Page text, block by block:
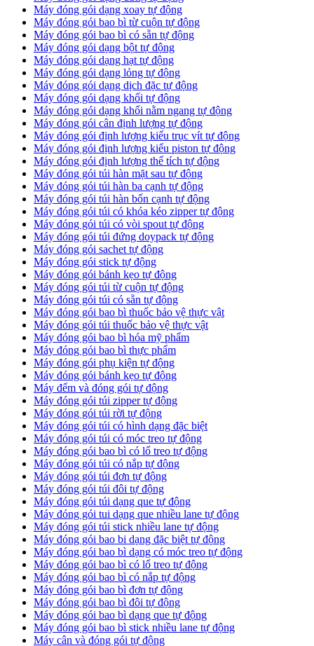
Máy đóng gói dạng xoay tự động
Máy đóng gói bao bì từ cuộn tự động
Máy đóng gói bao bì có sẵn tự động
Máy đóng gói dạng bột tự động
Máy đóng gói dạng hạt tự động
Máy đóng gói dạng lỏng tự động
Máy đóng gói dạng dịch đặc tự động
Máy đóng gói dạng khối tự động
Máy đóng gói dạng khối nằm ngang tự động
Máy đóng gói cân định lượng tự động
Máy đóng gói định lượng kiểu trục vít tự động
Máy đóng gói định lượng kiểu piston tự động
Máy đóng gói định lượng thể tích tự động
Máy đóng gói túi hàn mặt sau tự động
Máy đóng gói túi hàn ba cạnh tự động
Máy đóng gói túi hàn bốn cạnh tự động
Máy đóng gói túi có khóa kéo zipper tự động
Máy đóng gói túi có vòi spout tự động
Máy đóng gói túi đứng doypack tự động
Máy đóng gói sachet tự động
Máy đóng gói stick tự động
Máy đóng gói bánh kẹo tự động
Máy đóng gói túi từ cuộn tự động
Máy đóng gói túi có sẵn tự động
Máy đóng gói bao bì thuốc bảo vệ thực vật
Máy đóng gói túi thuốc bảo vệ thực vật
Máy đóng gói bao bì hóa mỹ phẩm
Máy đóng gói bao bì thực phẩm
Máy đóng gói phụ kiện tự động
Máy đóng gói bánh kẹo tự động
Máy đếm và đóng gói tự động
Máy đóng gói túi zipper tự động
Máy đóng gói túi rời tự động
Máy đóng gói túi có hình dạng đặc biệt
Máy đóng gói túi có móc treo tự động
Máy đóng gói bao bì có lổ treo tự động
Máy đóng gói túi có nắp tự động
Máy đóng gói túi đơn tự động
Máy đóng gói túi đôi tự động
Máy đóng gói túi dạng que tự động
Máy đóng gói tui dạng que nhiều lane tự động
Máy đóng gói túi stick nhiều lane tự động
Máy đóng gói bao bi dạng đặc biệt tự động
Máy đóng gói bao bì dạng có móc treo tự động
Máy đóng gói bao bì có lổ treo tự động
Máy đóng gói bao bì có nắp tự động
Máy đóng gói bao bì đơn tự động
Máy đóng gói bao bì đôi tự động
Máy đóng gói bao bì dạng que tự động
Máy đóng gói bao bì stick nhiều lane tự động
Máy cân và đóng gói tự động